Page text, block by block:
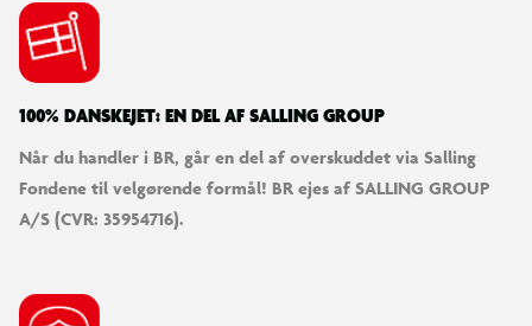
100% DANSKEJET: EN DEL AF SALLING GROUP
Når du handler i BR, går en del af overskuddet via Salling
Fondene til velgørende formål! BR ejes af SALLING GROUP
A/S (CVR: 35954716).